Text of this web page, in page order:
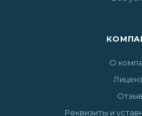
О
Реквизиты и